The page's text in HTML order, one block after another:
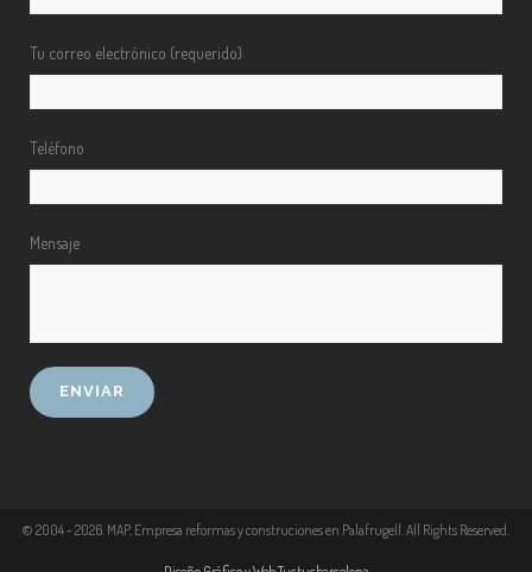
Tu correo electrónico (requerido)
Teléfono
Mensaje
© 2004 - 2026 . MAP, Empresa reformas y construciones en Palafrugell. All Rights Reserved.